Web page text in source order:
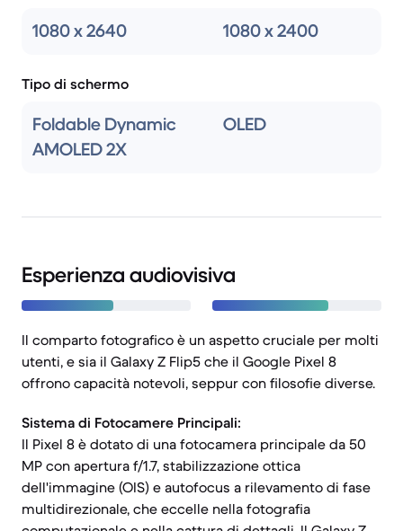
1080 x 2640 1080 x 2400
Tipo di schermo
Foldable Dynamic
AMOLED 2X
OLED
Esperienza audiovisiva
Il comparto fotografico è un aspetto cruciale per molti
utenti, e sia il Galaxy Z Flip5 che il Google Pixel 8
offrono capacità notevoli, seppur con filosofie diverse.
Sistema di Fotocamere Principali:
Il Pixel 8 è dotato di una fotocamera principale da 50
MP con apertura f/1.7, stabilizzazione ottica
dell'immagine (OIS) e autofocus a rilevamento di fase
multidirezionale, che eccelle nella fotografia